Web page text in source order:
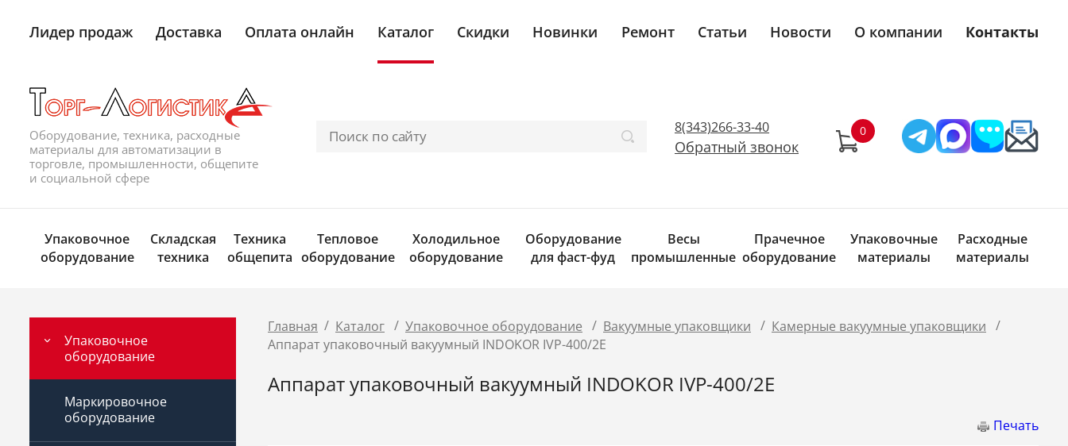
Лидер продаж Доставка Оплата онлайн Каталог Скидки Новинки Ремонт Статьи Новости О компании Контакты
Оборудование, техника, расходные
материалы для автоматизации в
торговле, промышленности, общепите
и социальной сфере
8(343)266-33-40
Обратный звонок
Упаковочное
оборудование
Складская
техника
Техника
общепита
Тепловое
оборудование
Холодильное
оборудование
Оборудование
для фаст-фуд
Весы
промышленные
Прачечное
оборудование
Упаковочные
материалы
Расходные
материалы
Упаковочное
оборудование
Маркировочное
оборудование
Главная / Каталог / Упаковочное оборудование / Вакуумные упаковщики / Камерные вакуумные упаковщики /
Аппарат упаковочный вакуумный INDOKOR IVP-400/2E
Аппарат упаковочный вакуумный INDOKOR IVP-400/2E
Печать